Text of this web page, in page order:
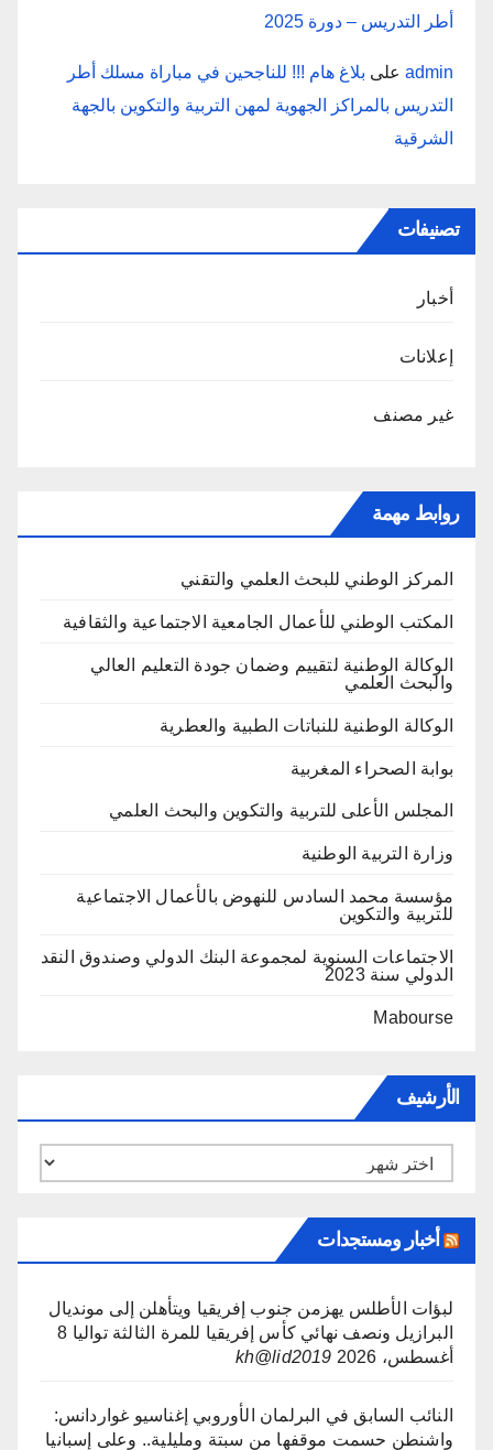
أطر التدريس – دورة 2025
admin على بلاغ هام !!! للناجحين في مباراة مسلك أطر
التدريس بالمراكز الجهوية لمهن التربية والتكوين بالجهة
الشرقية
تصنيفات
أخبار
إعلانات
غير مصنف
روابط مهمة
المركز الوطني للبحث العلمي والتقني
المكتب الوطني للأعمال الجامعية الاجتماعية والثقافية
الوكالة الوطنية لتقييم وضمان جودة التعليم العالي
والبحث العلمي
الوكالة الوطنية للنباتات الطبية والعطرية
بوابة الصحراء المغربية
المجلس الأعلى للتربية والتكوين والبحث العلمي
وزارة التربية الوطنية
مؤسسة محمد السادس للنهوض بالأعمال الاجتماعية
للتربية والتكوين
الاجتماعات السنوية لمجموعة البنك الدولي وصندوق النقد
الدولي سنة 2023
Mabourse
الأرشيف
الأرشيف
أخبار ومستجدات
لبؤات الأطلس يهزمن جنوب إفريقيا ويتأهلن إلى مونديال
البرازيل ونصف نهائي كأس إفريقيا للمرة الثالثة تواليا 8
أغسطس، 2026
kh@lid2019
النائب السابق في البرلمان الأوروبي إغناسيو غواردانس:
واشنطن حسمت موقفها من سبتة ومليلية.. وعلى إسبانيا